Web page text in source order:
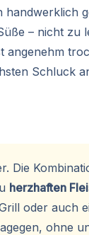
handwerklich
– nicht zu
angenehm
Schluck
Die
herzhaften
oder auch
ohne